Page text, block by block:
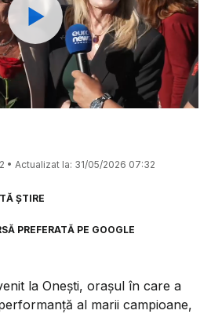
Watch
• Actualizat la: 31/05/2026 07:32
ȘTIRE
PREFERATĂ PE GOOGLE
la Onești, orașul în care a
al marii campioane,